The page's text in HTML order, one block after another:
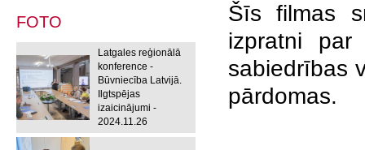
FOTO
Latgales reģionālā
konference -
Būvniecība Latvijā.
Ilgtspējas
izaicinājumi -
2024.11.26
Šīs filmas
izpratni par
sabiedrības
pārdomas.